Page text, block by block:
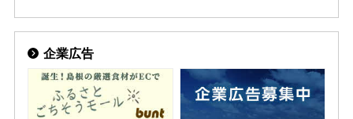
企業広告